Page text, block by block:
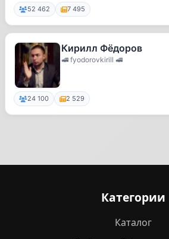
52 462 7 495
Кирилл Фёдоров
🚅 fyodorovkirill 🚅
24 100 2 529
Категории
Каталог